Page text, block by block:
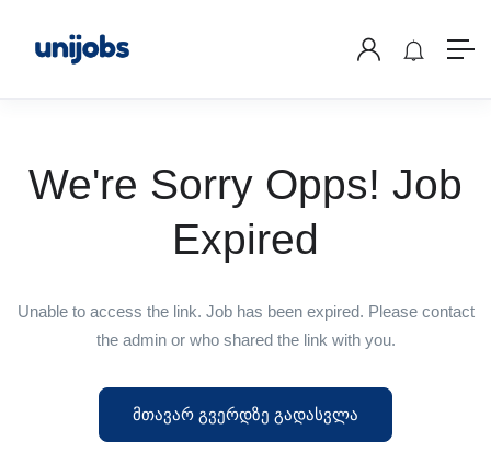
We're Sorry Opps! Job
Expired
Unable to access the link. Job has been expired. Please contact
the admin or who shared the link with you.
მთავარ გვერდზე გადასვლა